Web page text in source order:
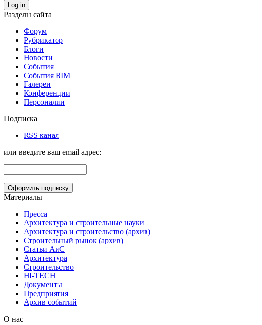
Log in
Разделы сайта
Форум
Рубрикатор
Блоги
Новости
События
События BIM
Галереи
Конференции
Персоналии
Подписка
RSS канал
или введите ваш email адрес:
Материалы
Пресса
Архитектура и строительные науки
Архитектура и строительство (архив)
Строительный рынок (архив)
Статьи АиС
Архитектура
Строительство
HI-TECH
Документы
Предприятия
Архив событий
О нас